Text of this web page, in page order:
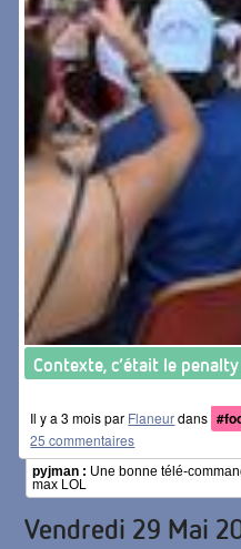
Contexte, c’était le
Il y a 3 mois par Flaneurdans
25 commentaires
pyjman : Une bonne télé-
max LOL
Vendredi 29 Mai